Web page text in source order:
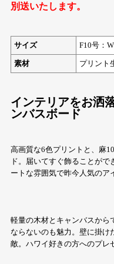
別送いたします。
サイズ F10号：
素材 プリント
インテリアをお洒
ンバスボード
高画質な6色プリントと、麻
ド。届いてすぐ飾ることが
ートな雰囲気で昨今人気のア
軽量の木材とキャンバスから
ならないのも魅力。壁に掛け
敵。ハワイ好きの方へのプレ